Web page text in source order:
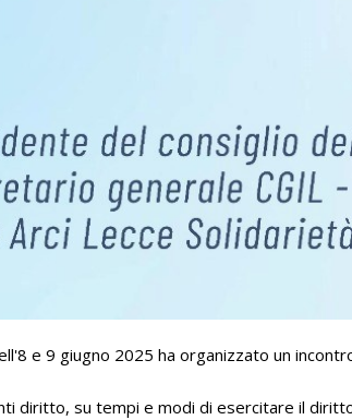
e 9 giugno 2025 ha organizzato un
diritto, su tempi e modi di esercitare il